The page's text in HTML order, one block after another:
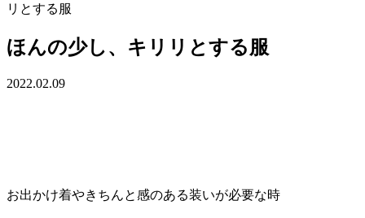
リとする服
ほんの少し、キリリとする服
2022.02.09
お出かけ着やきちんと感のある装いが必要な時